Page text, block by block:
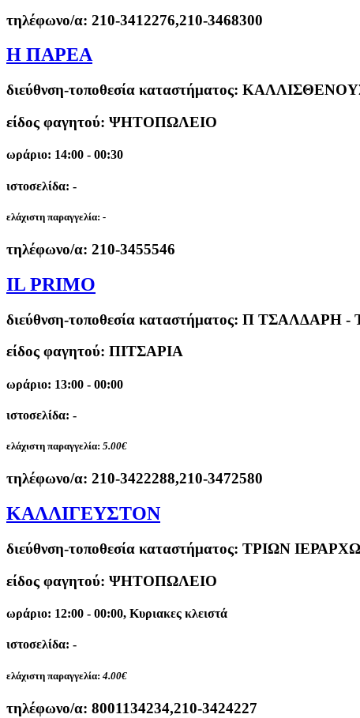
τηλέφωνο/α: 210-3412276,210-3468300
Η ΠΑΡΕΑ
διεύθνση-τοποθεσία καταστήματος:
είδος φαγητού: ΨΗΤΟΠΩΛΕΙΟ
ωράριο: 14:00 - 00:30
ιστοσελίδα: -
ελάχιστη παραγγελία: -
τηλέφωνο/α: 210-3455546
IL PRIMO
διεύθνση-τοποθεσία καταστήματος: Π ΤΣΑΛΔΑΡΗ -
είδος φαγητού: ΠΙΤΣΑΡΙΑ
ωράριο: 13:00 - 00:00
ιστοσελίδα: -
ελάχιστη παραγγελία: 5.00€
τηλέφωνο/α: 210-3422288,210-3472580
ΚΑΛΛΙΓΕΥΣΤΟΝ
διεύθνση-τοποθεσία καταστήματος: ΤΡΙΩΝ
είδος φαγητού: ΨΗΤΟΠΩΛΕΙΟ
ωράριο: 12:00 - 00:00, Κυριακες κλειστά
ιστοσελίδα: -
ελάχιστη παραγγελία: 4.00€
τηλέφωνο/α: 8001134234,210-3424227